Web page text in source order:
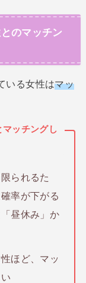
のマッチン
いる女性はマッ
ッチングし
られるた
率が下がる
昼休み」か
ほど、マッ